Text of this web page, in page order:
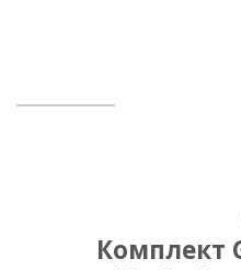
Комплект